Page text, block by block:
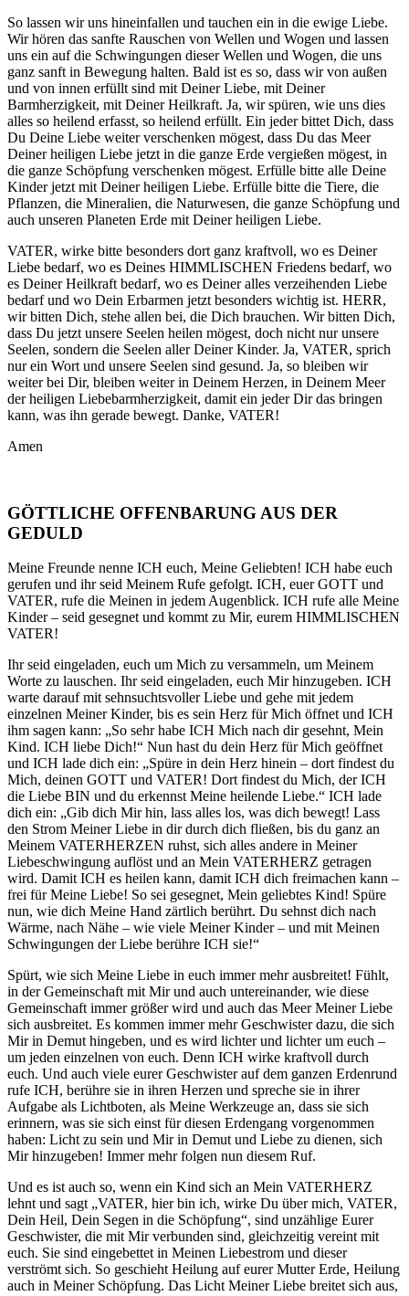
So lassen wir uns hineinfallen und tauchen ein in die ewige Liebe.
Wir hören das sanfte Rauschen von Wellen und Wogen und lassen
uns ein auf die Schwingungen dieser Wellen und Wogen, die uns
ganz sanft in Bewegung halten. Bald ist es so, dass wir von außen
und von innen erfüllt sind mit Deiner Liebe, mit Deiner
Barmherzigkeit, mit Deiner Heilkraft. Ja, wir spüren, wie uns dies
alles so heilend erfasst, so heilend erfüllt. Ein jeder bittet Dich, dass
Du Deine Liebe weiter verschenken mögest, dass Du das Meer
Deiner heiligen Liebe jetzt in die ganze Erde vergießen mögest, in
die ganze Schöpfung verschenken mögest. Erfülle bitte alle Deine
Kinder jetzt mit Deiner heiligen Liebe. Erfülle bitte die Tiere, die
Pflanzen, die Mineralien, die Naturwesen, die ganze Schöpfung und
auch unseren Planeten Erde mit Deiner heiligen Liebe.
VATER, wirke bitte besonders dort ganz kraftvoll, wo es Deiner
Liebe bedarf, wo es Deines HIMMLISCHEN Friedens bedarf, wo
es Deiner Heilkraft bedarf, wo es Deiner alles verzeihenden Liebe
bedarf und wo Dein Erbarmen jetzt besonders wichtig ist. HERR,
wir bitten Dich, stehe allen bei, die Dich brauchen. Wir bitten Dich,
dass Du jetzt unsere Seelen heilen mögest, doch nicht nur unsere
Seelen, sondern die Seelen aller Deiner Kinder. Ja, VATER, sprich
nur ein Wort und unsere Seelen sind gesund. Ja, so bleiben wir
weiter bei Dir, bleiben weiter in Deinem Herzen, in Deinem Meer
der heiligen Liebebarmherzigkeit, damit ein jeder Dir das bringen
kann, was ihn gerade bewegt. Danke, VATER!
Amen
GÖTTLICHE OFFENBARUNG AUS DER
GEDULD
Meine Freunde nenne ICH euch, Meine Geliebten! ICH habe euch
gerufen und ihr seid Meinem Rufe gefolgt. ICH, euer GOTT und
VATER, rufe die Meinen in jedem Augenblick. ICH rufe alle Meine
Kinder – seid gesegnet und kommt zu Mir, eurem HIMMLISCHEN
VATER!
Ihr seid eingeladen, euch um Mich zu versammeln, um Meinem
Worte zu lauschen. Ihr seid eingeladen, euch Mir hinzugeben. ICH
warte darauf mit sehnsuchtsvoller Liebe und gehe mit jedem
einzelnen Meiner Kinder, bis es sein Herz für Mich öffnet und ICH
ihm sagen kann: „So sehr habe ICH Mich nach dir gesehnt, Mein
Kind. ICH liebe Dich!“ Nun hast du dein Herz für Mich geöffnet
und ICH lade dich ein: „Spüre in dein Herz hinein – dort findest du
Mich, deinen GOTT und VATER! Dort findest du Mich, der ICH
die Liebe BIN und du erkennst Meine heilende Liebe.“ ICH lade
dich ein: „Gib dich Mir hin, lass alles los, was dich bewegt! Lass
den Strom Meiner Liebe in dir durch dich fließen, bis du ganz an
Meinem VATERHERZEN ruhst, sich alles andere in Meiner
Liebeschwingung auflöst und an Mein VATERHERZ getragen
wird. Damit ICH es heilen kann, damit ICH dich freimachen kann –
frei für Meine Liebe! So sei gesegnet, Mein geliebtes Kind! Spüre
nun, wie dich Meine Hand zärtlich berührt. Du sehnst dich nach
Wärme, nach Nähe – wie viele Meiner Kinder – und mit Meinen
Schwingungen der Liebe berühre ICH sie!“
Spürt, wie sich Meine Liebe in euch immer mehr ausbreitet! Fühlt,
in der Gemeinschaft mit Mir und auch untereinander, wie diese
Gemeinschaft immer größer wird und auch das Meer Meiner Liebe
sich ausbreitet. Es kommen immer mehr Geschwister dazu, die sich
Mir in Demut hingeben, und es wird lichter und lichter um euch –
um jeden einzelnen von euch. Denn ICH wirke kraftvoll durch
euch. Und auch viele eurer Geschwister auf dem ganzen Erdenrund
rufe ICH, berühre sie in ihren Herzen und spreche sie in ihrer
Aufgabe als Lichtboten, als Meine Werkzeuge an, dass sie sich
erinnern, was sie sich einst für diesen Erdengang vorgenommen
haben: Licht zu sein und Mir in Demut und Liebe zu dienen, sich
Mir hinzugeben! Immer mehr folgen nun diesem Ruf.
Und es ist auch so, wenn ein Kind sich an Mein VATERHERZ
lehnt und sagt „VATER, hier bin ich, wirke Du über mich, VATER,
Dein Heil, Dein Segen in die Schöpfung“, sind unzählige Eurer
Geschwister, die mit Mir verbunden sind, gleichzeitig vereint mit
euch. Sie sind eingebettet in Meinen Liebestrom und dieser
verströmt sich. So geschieht Heilung auf eurer Mutter Erde, Heilung
auch in Meiner Schöpfung. Das Licht Meiner Liebe breitet sich aus,